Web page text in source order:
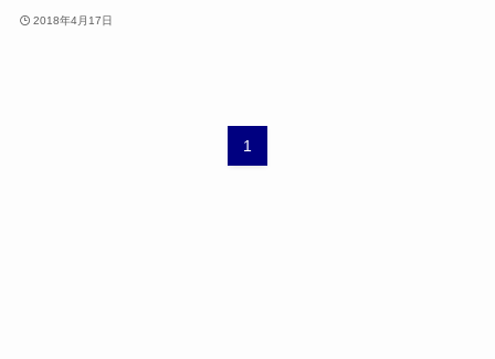
2018年4月17日
1